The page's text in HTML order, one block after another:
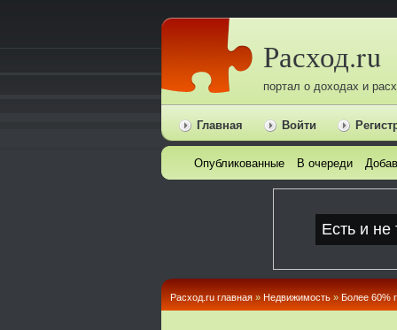
Расход.ru
портал о доходах и
Главная Войти
Опубликованные В очереди
Расход.ru главная » Недвижимость » Более 60%